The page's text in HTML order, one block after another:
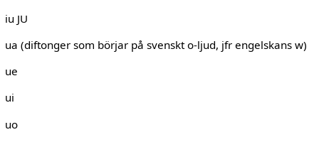
iu JU
ua (diftonger som börjar på svenskt o-ljud, jfr engelskans w)
ue
ui
uo